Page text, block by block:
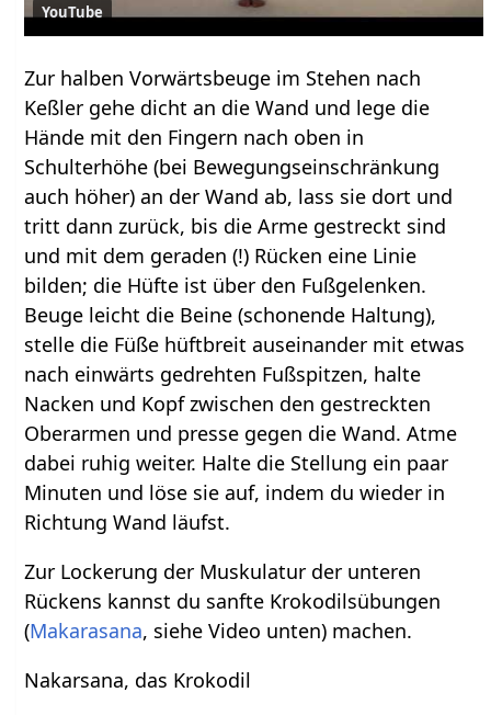
YouTube
Zur halben Vorwärtsbeuge im Stehen nach
Keßler gehe dicht an die Wand und lege die
Hände mit den Fingern nach oben in
Schulterhöhe (bei Bewegungseinschränkung
auch höher) an der Wand ab, lass sie dort und
tritt dann zurück, bis die Arme gestreckt sind
und mit dem geraden (!) Rücken eine Linie
bilden; die Hüfte ist über den Fußgelenken.
Beuge leicht die Beine (schonende Haltung),
stelle die Füße hüftbreit auseinander mit etwas
nach einwärts gedrehten Fußspitzen, halte
Nacken und Kopf zwischen den gestreckten
Oberarmen und presse gegen die Wand. Atme
dabei ruhig weiter. Halte die Stellung ein paar
Minuten und löse sie auf, indem du wieder in
Richtung Wand läufst.
Zur Lockerung der Muskulatur der unteren
Rückens kannst du sanfte Krokodilsübungen
(Makarasana, siehe Video unten) machen.
Nakarsana, das Krokodil